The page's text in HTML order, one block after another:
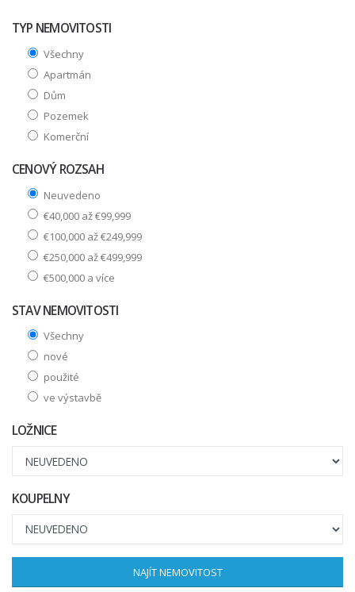
TYP NEMOVITOSTI
Všechny
Apartmán
Dům
Pozemek
Komerční
CENOVÝ ROZSAH
Neuvedeno
€40,000 až €99,999
€100,000 až €249,999
€250,000 až €499,999
€500,000 a více
STAV NEMOVITOSTI
Všechny
nové
použité
ve výstavbě
LOŽNICE
KOUPELNY
NAJÍT NEMOVITOST